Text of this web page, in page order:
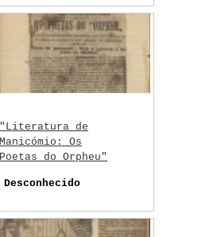
"Literatura de
Manicómio: Os
Poetas do Orpheu"
Desconhecido